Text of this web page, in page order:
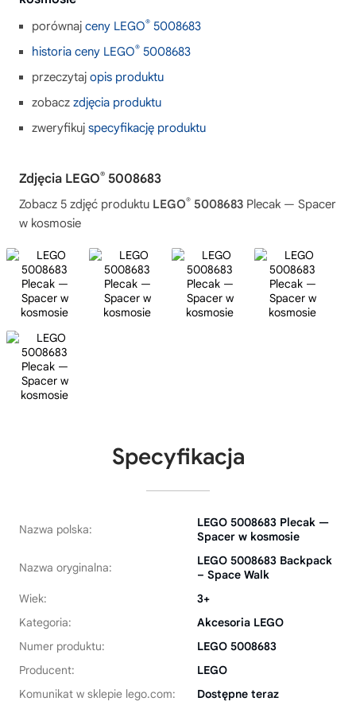
porównaj ceny LEGO® 5008683
historia ceny LEGO® 5008683
przeczytaj opis produktu
zobacz zdjęcia produktu
zweryfikuj specyfikację produktu
Zdjęcia LEGO® 5008683
Zobacz 5 zdjęć produktu LEGO® 5008683 Plecak — Spacer
w kosmosie
Specyfikacja
Nazwa polska:
LEGO 5008683 Plecak —
Spacer w kosmosie
Nazwa oryginalna:
LEGO 5008683 Backpack
– Space Walk
Wiek:
3+
Kategoria:
Akcesoria LEGO
Numer produktu:
LEGO 5008683
Producent:
LEGO
Komunikat w sklepie lego.com:
Dostępne teraz